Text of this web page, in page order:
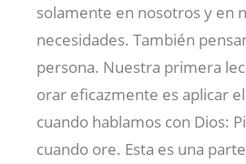
solamente en nosotros y en
necesidades. También
persona. Nuestra primera
orar eficazmente es aplicar
cuando hablamos con Dios:
cuando ore. Esta es una